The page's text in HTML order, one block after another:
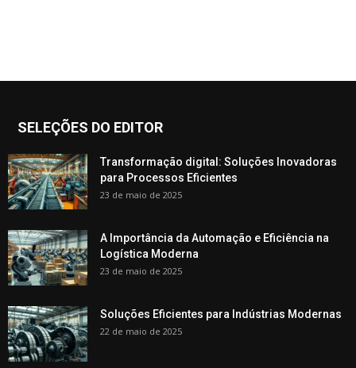
SELEÇÕES DO EDITOR
Transformação digital: Soluções Inovadoras
para Processos Eficientes
23 de maio de 2025
A Importância da Automação e Eficiência na
Logística Moderna
23 de maio de 2025
Soluções Eficientes para Indústrias Modernas
22 de maio de 2025